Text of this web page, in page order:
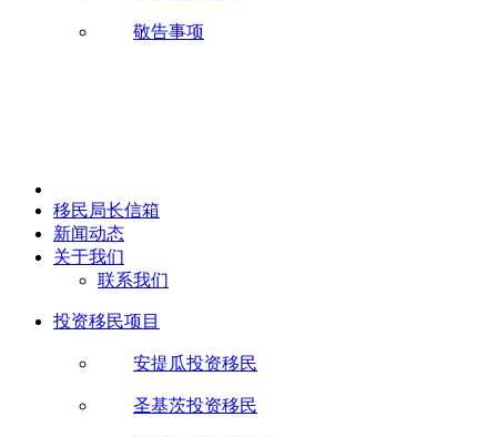
敬告事项
移民局长信箱
新闻动态
关于我们
联系我们
投资移民项目
安提瓜投资移民
圣基茨投资移民